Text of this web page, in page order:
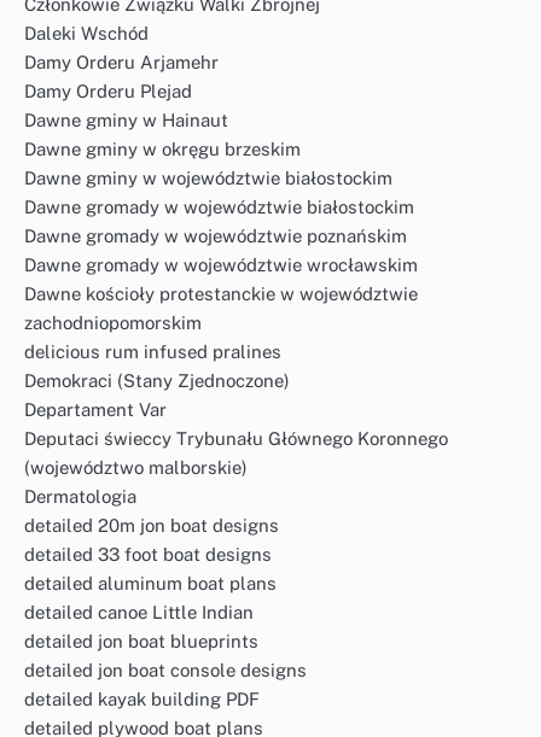
Członkowie Związku Walki Zbrojnej
Daleki Wschód
Damy Orderu Arjamehr
Damy Orderu Plejad
Dawne gminy w Hainaut
Dawne gminy w okręgu brzeskim
Dawne gminy w województwie białostockim
Dawne gromady w województwie białostockim
Dawne gromady w województwie poznańskim
Dawne gromady w województwie wrocławskim
Dawne kościoły protestanckie w województwie
zachodniopomorskim
delicious rum infused pralines
Demokraci (Stany Zjednoczone)
Departament Var
Deputaci świeccy Trybunału Głównego Koronnego
(województwo malborskie)
Dermatologia
detailed 20m jon boat designs
detailed 33 foot boat designs
detailed aluminum boat plans
detailed canoe Little Indian
detailed jon boat blueprints
detailed jon boat console designs
detailed kayak building PDF
detailed plywood boat plans